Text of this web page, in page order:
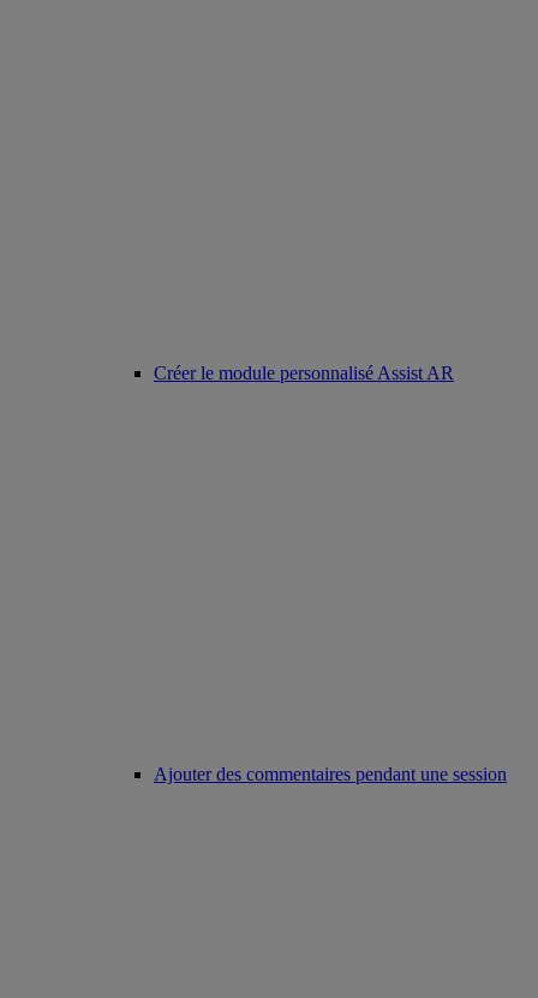
Créer le module personnalisé Assist AR
Ajouter des commentaires pendant une session